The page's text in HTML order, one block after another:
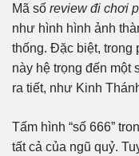
Mã số review đi chơi
như hình hình ảnh
thống. Đặc biệt, trong
này hệ trọng đến một
ra tiết, như Kinh
Tấm hình “số 666”
tất cả của ngũ quỷ.